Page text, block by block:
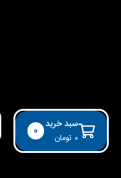
سبد خرید
تومان ۰ 0